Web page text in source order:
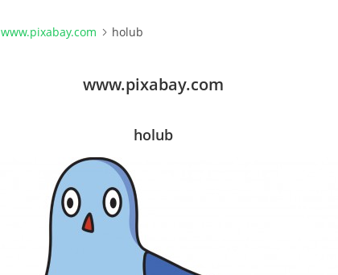
www.pixabay.com holub
www.pixabay.com
holub